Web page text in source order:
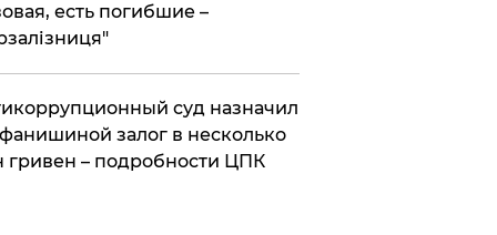
есть погибшие –
суд назначил
залог в несколько
гривен – подробности ЦПК